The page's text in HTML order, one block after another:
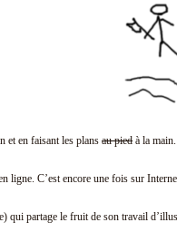
et en faisant les plans au pied à la main.
ligne. C’est encore une fois sur
qui partage le fruit de son travail